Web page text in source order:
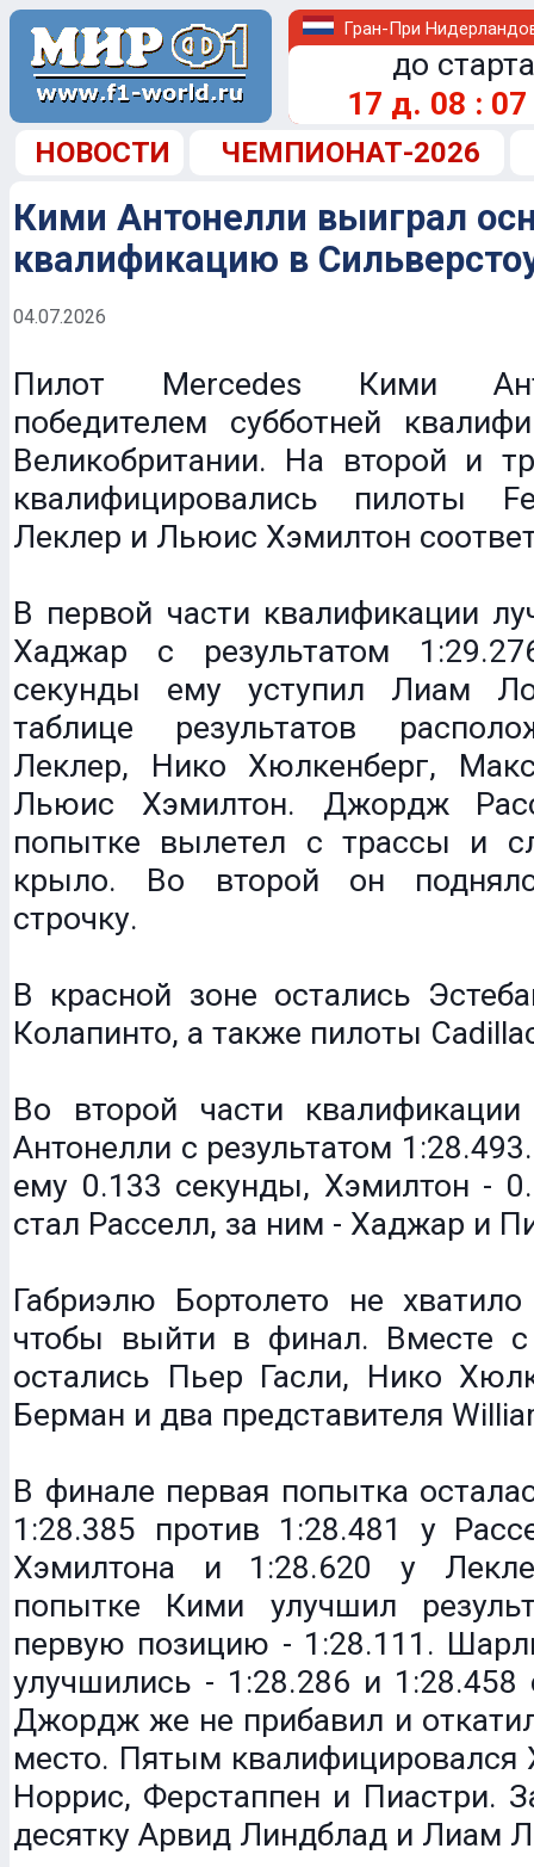
Гран-При
до
17 д. 08 : 07
НОВОСТИ ЧЕМПИОНАТ-2026
Кими Антонелли выиграл
квалификацию в
04.07.2026
Пилот Mercedes Кими
победителем субботней
Великобритании. На второй и
квалифицировались пилоты
Леклер и Льюис Хэмилтон
В первой части квалификации
Хаджар с результатом
секунды ему уступил Лиам
таблице результатов
Леклер, Нико Хюлкенберг,
Льюис Хэмилтон. Джордж
попытке вылетел с трассы и
крыло. Во второй он
строчку.
В красной зоне остались
Колапинто, а также пилоты
Во второй части
Антонелли с результатом
ему 0.133 секунды, Хэмилтон -
стал Расселл, за ним - Хаджар и
Габриэлю Бортолето не
чтобы выйти в финал. Вместе
остались Пьер Гасли, Нико
Берман и два представителя
В финале первая попытка
1:28.385 против 1:28.481 у
Хэмилтона и 1:28.620 у
попытке Кими улучшил
первую позицию - 1:28.111.
улучшились - 1:28.286 и 1:28.458
Джордж же не прибавил и
место. Пятым квалифицировался
Норрис, Ферстаппен и Пиастри.
десятку Арвид Линдблад и Лиам